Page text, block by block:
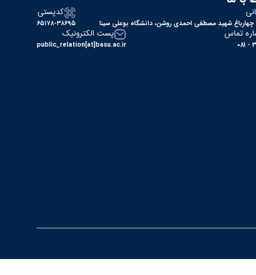
چهارباغ شهید مصطفی احمدی روشن، دانشگاه بوعلی سینا
کدپستی
۶۵۱۷۸-۳۸۶۹۵
تماس پست الکترونیک
public_relation[at]basu.ac.ir